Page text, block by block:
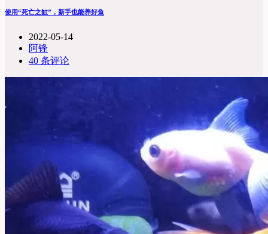
使用“死亡之缸”，新手也能养好鱼
2022-05-14
阿锋
40 条评论